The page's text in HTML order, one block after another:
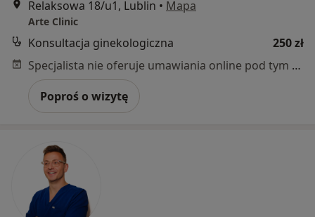
Relaksowa 18/u1, Lublin • Mapa
Arte Clinic
Konsultacja ginekologiczna
250 zł
Specjalista nie oferuje umawiania online pod tym adresem.
Poproś o wizytę